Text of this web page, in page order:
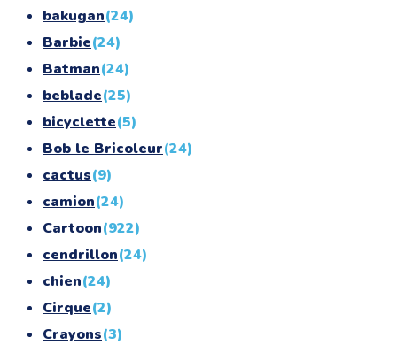
bakugan(24)
Barbie(24)
Batman(24)
beblade(25)
bicyclette(5)
Bob le Bricoleur(24)
cactus(9)
camion(24)
Cartoon(922)
cendrillon(24)
chien(24)
Cirque(2)
Crayons(3)